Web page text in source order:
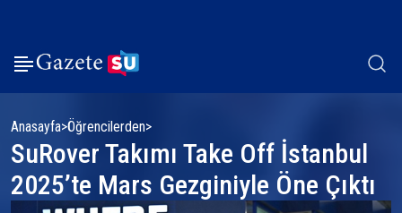
Anasayfa Öğrencilerden
SuRover Takımı Take Off İstanbul
2025’te Mars Gezginiyle Öne Çıktı